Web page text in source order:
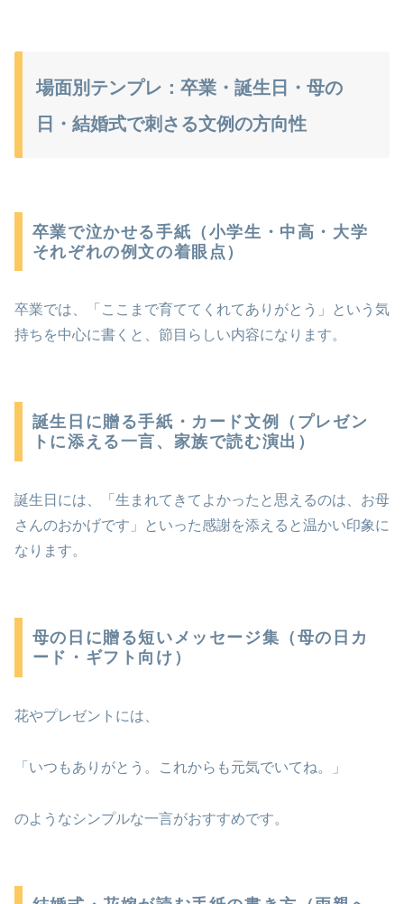
場面別テンプレ：卒業・誕生日・母の
日・結婚式で刺さる文例の方向性
卒業で泣かせる手紙（小学生・中高・大学
それぞれの例文の着眼点）
卒業では、「ここまで育ててくれてありがとう」という気
持ちを中心に書くと、節目らしい内容になります。
誕生日に贈る手紙・カード文例（プレゼン
トに添える一言、家族で読む演出）
誕生日には、「生まれてきてよかったと思えるのは、お母
さんのおかげです」といった感謝を添えると温かい印象に
なります。
母の日に贈る短いメッセージ集（母の日カ
ード・ギフト向け）
花やプレゼントには、
「いつもありがとう。これからも元気でいてね。」
のようなシンプルな一言がおすすめです。